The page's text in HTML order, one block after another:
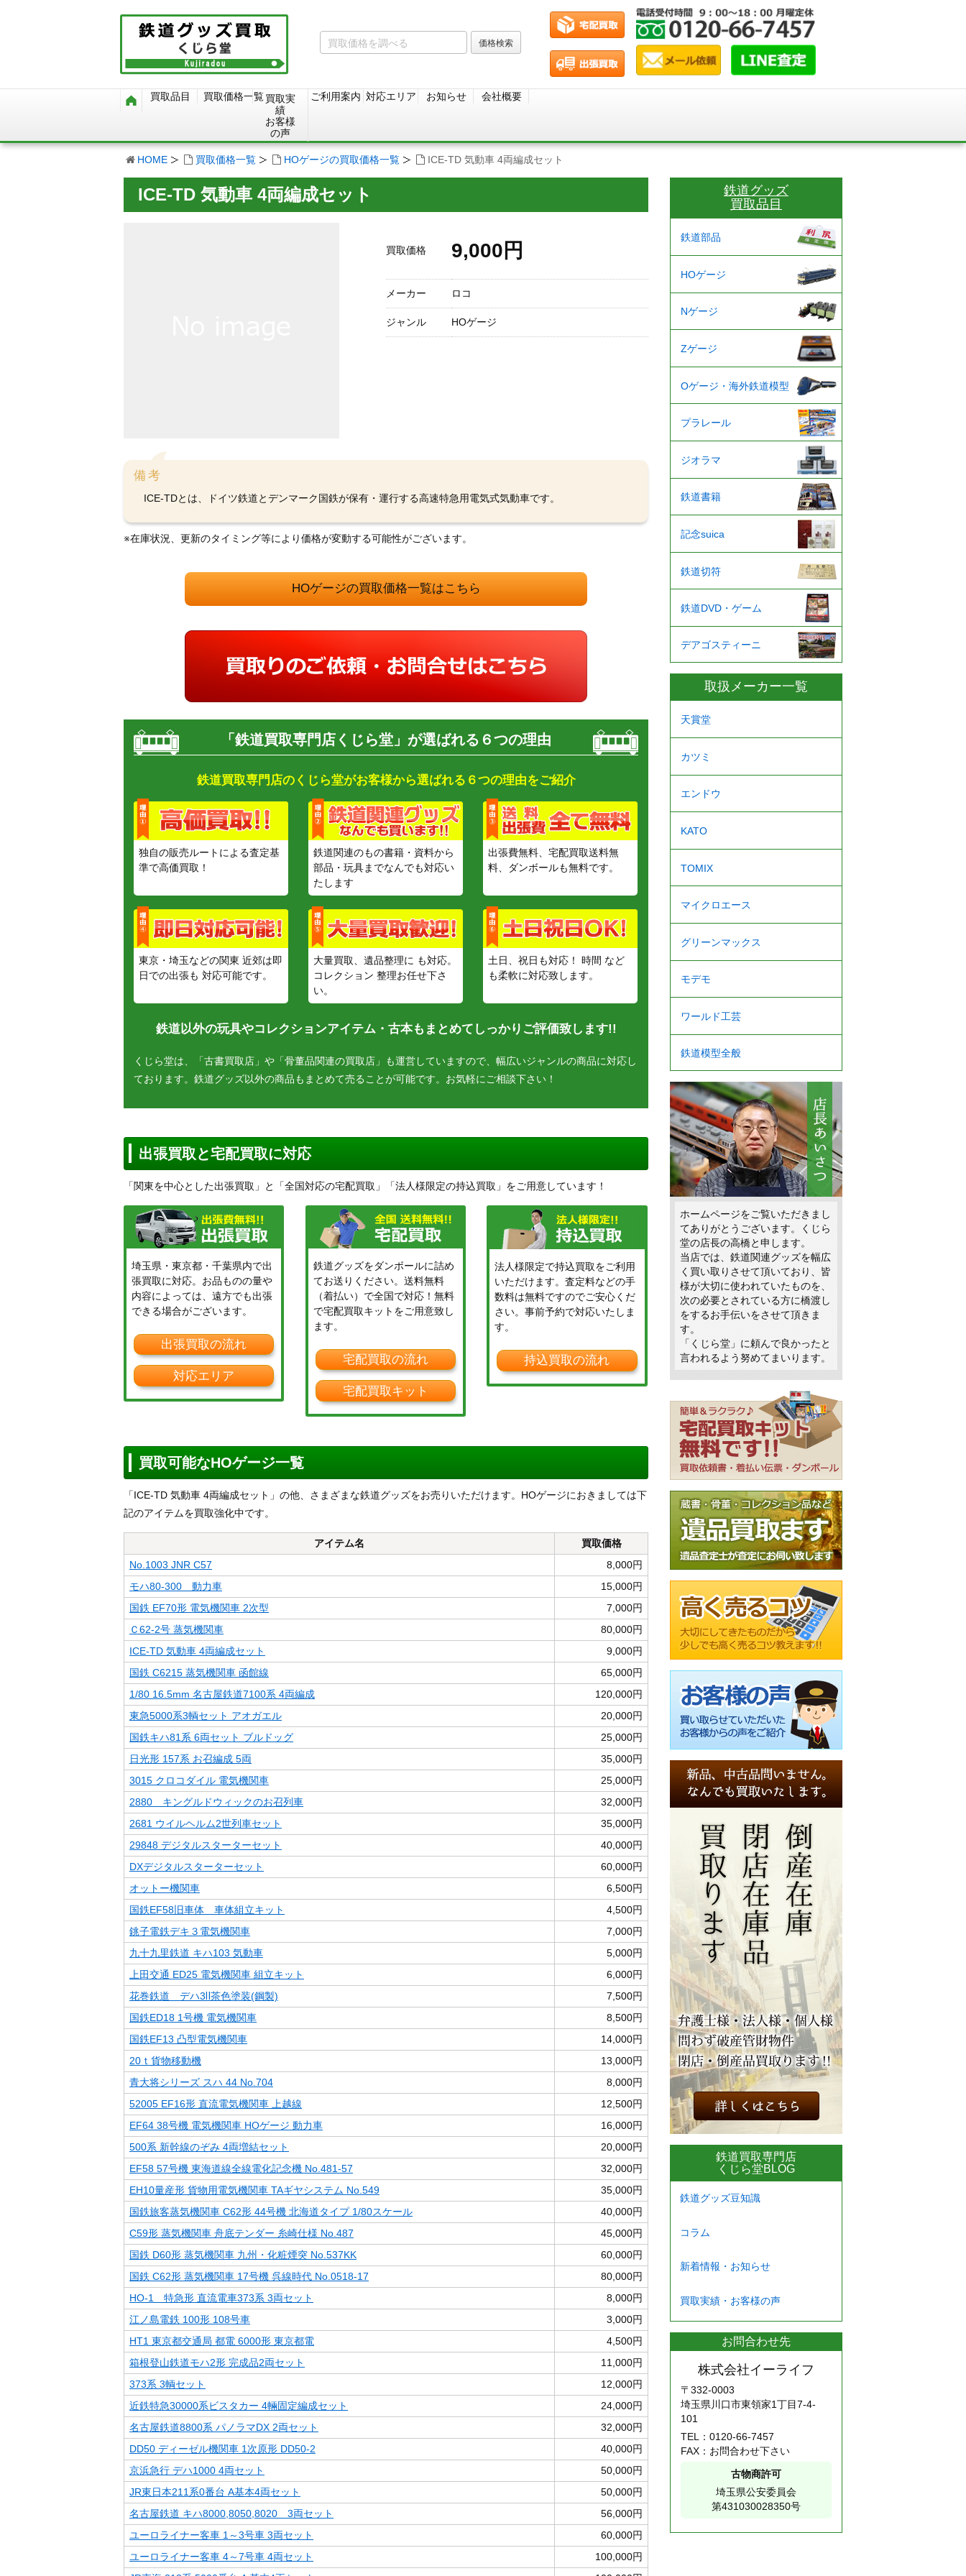
買取品目 買取価格一覧買取実
績
お客様
の声
ご利用案内 対応エリア お知らせ 会社概要
HOME 買取価格一覧 HOゲージの買取価格一覧 ICE-TD 気動車 4両編成セット
ICE-TD 気動車 4両編成セット
買取価格 9,000円
メーカー ロコ
ジャンル HOゲージ
備考
ICE-TDとは、ドイツ鉄道とデンマーク国鉄が保有・運行する高速特急用電気式気動車です。
※在庫状況、更新のタイミング等により価格が変動する可能性がございます。
HOゲージの買取価格一覧はこちら
「鉄道買取専門店くじら堂」が選ばれる６つの理由
鉄道買取専門店のくじら堂がお客様から選ばれる６つの理由をご紹介
独自の販売ルートによる査定基
準で高価買取！
鉄道関連のもの書籍・資料から
部品・玩具までなんでも対応い
たします
出張費無料、宅配買取送料無
料、ダンボールも無料です。
東京・埼玉などの関東 近郊は即
日での出張も 対応可能です。
大量買取、遺品整理に も対応。
コレクション 整理お任せ下さ
い。
土日、祝日も対応！ 時間 など
も柔軟に対応致します。
鉄道以外の玩具やコレクションアイテム・古本もまとめてしっかりご評価致します!!
くじら堂は、「古書買取店」や「骨董品関連の買取店」も運営していますので、幅広いジャンルの商品に対応し
ております。鉄道グッズ以外の商品もまとめて売ることが可能です。お気軽にご相談下さい！
出張買取と宅配買取に対応
「関東を中心とした出張買取」と「全国対応の宅配買取」「法人様限定の持込買取」をご用意しています！
埼玉県・東京都・千葉県内で出
張買取に対応。お品ものの量や
内容によっては、遠方でも出張
できる場合がございます。
出張買取の流れ
対応エリア
鉄道グッズをダンボールに詰め
てお送りください。送料無料
（着払い）で全国で対応！無料
で宅配買取キットをご用意致し
ます。
宅配買取の流れ
宅配買取キット
法人様限定で持込買取をご利用
いただけます。査定料などの手
数料は無料ですのでご安心くだ
さい。事前予約で対応いたしま
す。
持込買取の流れ
買取可能なHOゲージ一覧
「ICE-TD 気動車 4両編成セット」の他、さまざまな鉄道グッズをお売りいただけます。HOゲージにおきましては下
記のアイテムを買取強化中です。
アイテム名
買取価格
No.1003 JNR C57
8,000円
モハ80-300 動力車
15,000円
国鉄 EF70形 電気機関車 2次型
7,000円
Ｃ62-2号 蒸気機関車
80,000円
ICE-TD 気動車 4両編成セット
9,000円
国鉄 C6215 蒸気機関車 函館線
65,000円
1/80 16.5mm 名古屋鉄道7100系 4両編成
120,000円
東急5000系3輌セット アオガエル
20,000円
国鉄キハ81系 6両セット ブルドッグ
25,000円
日光形 157系 お召編成 5両
35,000円
3015 クロコダイル 電気機関車
25,000円
2880 キングルドウィックのお召列車
32,000円
2681 ウイルヘルム2世列車セット
35,000円
29848 デジタルスターターセット
40,000円
DXデジタルスターターセット
60,000円
オットー機関車
6,500円
国鉄EF58旧車体 車体組立キット
4,500円
銚子電鉄デキ３電気機関車
7,000円
九十九里鉄道 キハ103 気動車
5,000円
上田交通 ED25 電気機関車 組立キット
6,000円
花巻鉄道 デハ3Ⅱ茶色塗装(鋼製)
7,500円
国鉄ED18 1号機 電気機関車
8,500円
国鉄EF13 凸型電気機関車
14,000円
20ｔ貨物移動機
13,000円
青大将シリーズ スハ 44 No.704
8,000円
52005 EF16形 直流電気機関車 上越線
12,500円
EF64 38号機 電気機関車 HOゲージ 動力車
16,000円
500系 新幹線のぞみ 4両増結セット
20,000円
EF58 57号機 東海道線全線電化記念機 No.481-57
32,000円
EH10量産形 貨物用電気機関車 TAギヤシステム No.549
35,000円
国鉄旅客蒸気機関車 C62形 44号機 北海道タイプ 1/80スケール
40,000円
C59形 蒸気機関車 舟底テンダー 糸崎仕様 No.487
45,000円
国鉄 D60形 蒸気機関車 九州・化粧煙突 No.537KK
60,000円
国鉄 C62形 蒸気機関車 17号機 呉線時代 No.0518-17
80,000円
HO-1 特急形 直流電車373系 3両セット
8,000円
江ノ島電鉄 100形 108号車
3,000円
HT1 東京都交通局 都電 6000形 東京都電
4,500円
箱根登山鉄道モハ2形 完成品2両セット
11,000円
373系 3輌セット
12,000円
近鉄特急30000系ビスタカー 4輛固定編成セット
24,000円
名古屋鉄道8800系 パノラマDX 2両セット
32,000円
DD50 ディーゼル機関車 1次原形 DD50-2
40,000円
京浜急行 デハ1000 4両セット
50,000円
JR東日本211系0番台 A基本4両セット
50,000円
名古屋鉄道 キハ8000,8050,8020 3両セット
56,000円
ユーロライナー客車 1～3号車 3両セット
60,000円
ユーロライナー客車 4～7号車 4両セット
100,000円
鉄道グッズ
買取品目
鉄道部品
HOゲージ
Nゲージ
Zゲージ
Oゲージ・海外鉄道模型
プラレール
ジオラマ
鉄道書籍
記念suica
鉄道切符
鉄道DVD・ゲーム
デアゴスティーニ
取扱メーカー一覧
天賞堂
カツミ
エンドウ
KATO
TOMIX
マイクロエース
グリーンマックス
モデモ
ワールド工芸
鉄道模型全般
ホームページをご覧いただきまし
てありがとうございます。くじら
堂の店長の高橋と申します。
当店では、鉄道関連グッズを幅広
く買い取りさせて頂いており、皆
様が大切に使われていたものを、
次の必要とされている方に橋渡し
をするお手伝いをさせて頂きま
す。
「くじら堂」に頼んで良かったと
言われるよう努めてまいります。
鉄道買取専門店
くじら堂BLOG
鉄道グッズ豆知識
コラム
新着情報・お知らせ
買取実績・お客様の声
お問合わせ先
株式会社イーライフ
〒332-0003
埼玉県川口市東領家1丁目7-4-
101
TEL： 0120-66-7457
FAX：お問合わせ下さい
古物商許可
埼玉県公安委員会
第431030028350号